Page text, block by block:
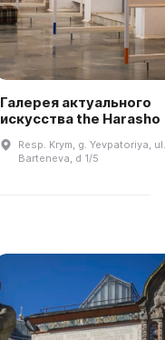
Галерея актуального
искусства the Harasho
Resp. Krym, g. Yevpatoriya, ul.
Barteneva, d 1/5